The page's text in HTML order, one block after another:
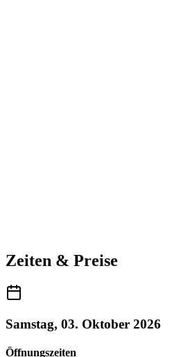
Zeiten & Preise
Samstag, 03. Oktober 2026
Öffnungszeiten